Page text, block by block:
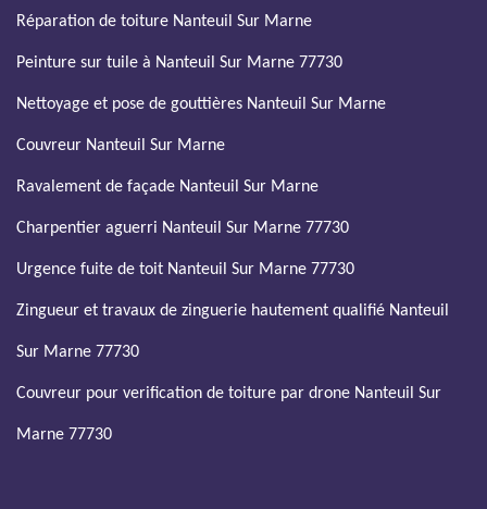
Réparation de toiture Nanteuil Sur Marne
Peinture sur tuile à Nanteuil Sur Marne 77730
Nettoyage et pose de gouttières Nanteuil Sur Marne
Couvreur Nanteuil Sur Marne
Ravalement de façade Nanteuil Sur Marne
Charpentier aguerri Nanteuil Sur Marne 77730
Urgence fuite de toit Nanteuil Sur Marne 77730
Zingueur et travaux de zinguerie hautement qualifié Nanteuil
Sur Marne 77730
Couvreur pour verification de toiture par drone Nanteuil Sur
Marne 77730